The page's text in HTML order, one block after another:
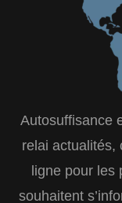
Autosuffisance
relai actualités,
ligne pour les
souhaitent